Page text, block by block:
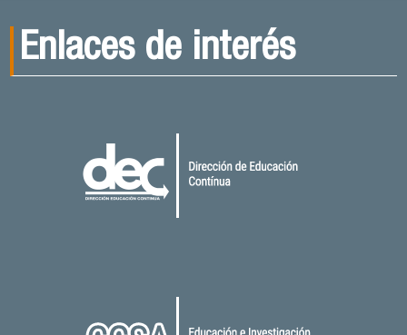
Enlaces de interés